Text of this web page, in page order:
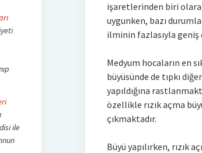
işaretlerinden biri
uygunken, bazı
ilminin fazlasıyla
Medyum hocaların en
büyüsünde de tıpkı
yapıldığına
özellikle rızık açma
çıkmaktadır.
Büyü yapılırken, rızık
ile